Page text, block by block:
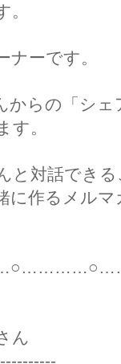
ナーです。
からの「シ
す。
と対話でき
に作るメル
ん